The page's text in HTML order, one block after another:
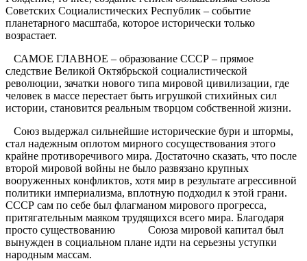
Советских Социалистических Республик – событие
планетарного масштаба, которое исторически только
возрастает.
САМОЕ ГЛАВНОЕ – образование СССР – прямое
следствие Великой Октябрьской социалистической
революции, зачатки нового типа мировой цивилизации, где
человек в массе перестает быть игрушкой стихийных сил
истории, становится реальным творцом собственной жизни.
Союз выдержал сильнейшие исторические бури и штормы,
стал надежным оплотом мирного сосуществования этого
крайне противоречивого мира. Достаточно сказать, что после
второй мировой войны не было развязано крупных
вооруженных конфликтов, хотя мир в результате агрессивной
политики империализма, вплотную подходил к этой грани.
СССР сам по себе был флагманом мирового прогресса,
притягательным маяком трудящихся всего мира. Благодаря
просто существованию Союза мировой капитал был
вынужден в социальном плане идти на серьезны уступки
народным массам.